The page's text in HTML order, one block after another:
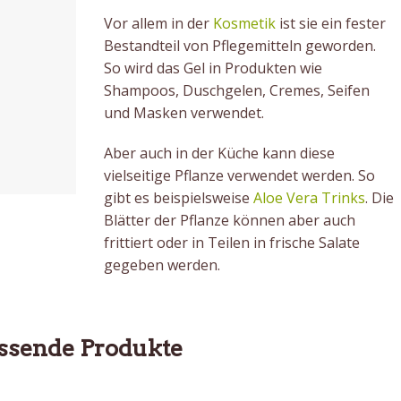
Vor allem in der Kosmetik ist sie ein fester
Bestandteil von Pflegemitteln geworden.
So wird das Gel in Produkten wie
Shampoos, Duschgelen, Cremes, Seifen
und Masken verwendet.
Aber auch in der Küche kann diese
vielseitige Pflanze verwendet werden. So
gibt es beispielsweiseAloe Vera Trinks. Die
Blätter der Pflanze können aber auch
frittiert oder in Teilen in frische Salate
gegeben werden.
Produkte